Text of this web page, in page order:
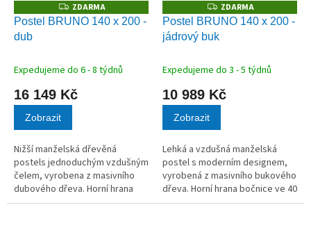
Z
D
A
ZDARMA
Postel BRUNO 140 x 200 -
dub
Expedujeme do 6 - 8 týdnů
16 149 Kč
Zobrazit
Nižší manželská dřevěná
postels jednoduchým vzdušným
čelem, vyrobena z masivního
dubového dřeva. Horní hrana
bočnice ve 40 cm.
Z
D
A
R
ZDARMA
Postel BRUNO 140 x 200 -
jádrový buk
Expedujeme do 3 - 5 týdnů
10 989 Kč
Zobrazit
Lehká a vzdušná manželská
postel s moderním designem,
vyrobená z masivního bukového
dřeva. Horní hrana bočnice ve 40
cm.